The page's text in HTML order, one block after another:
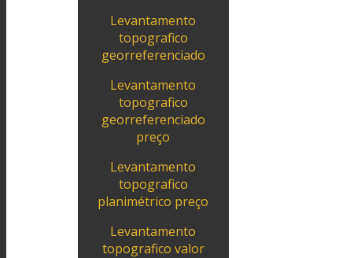
Levantamento
topografico
georreferenciado
Levantamento
topografico
georreferenciado
preço
Levantamento
topografico
planimétrico preço
Levantamento
topografico valor